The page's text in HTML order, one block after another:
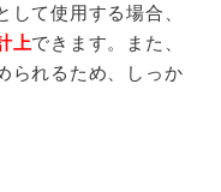
て使用する場合、
上できます。また、
られるため、しっか